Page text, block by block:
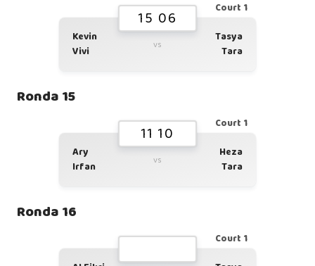
Court 1
15 06
Kevin
Vivi
vs
Tasya
Tara
Ronda 15
Court 1
11 10
Ary
Irfan
vs
Heza
Tara
Ronda 16
Court 1